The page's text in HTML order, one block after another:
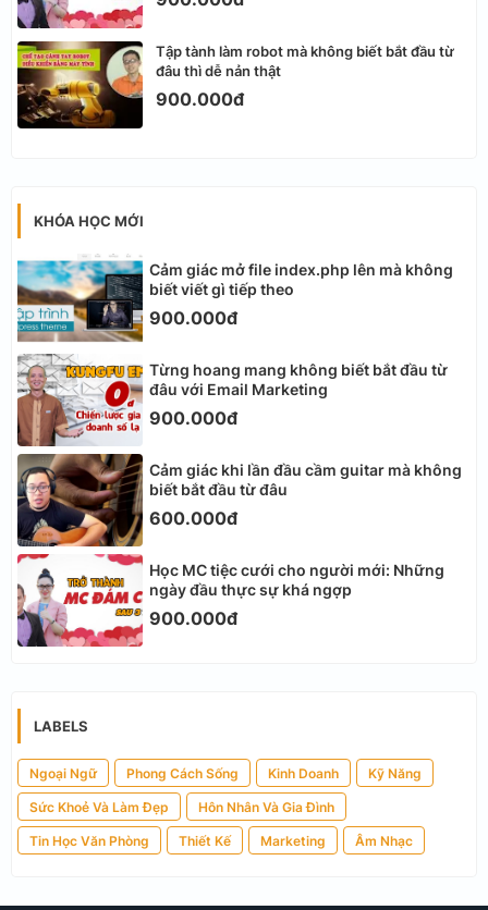
Tập tành làm robot mà không biết bắt đầu từ
đâu thì dễ nản thật
900.000đ
KHÓA HỌC MỚI
Cảm giác mở file index.php lên mà không
biết viết gì tiếp theo
900.000đ
Từng hoang mang không biết bắt đầu từ
đâu với Email Marketing
900.000đ
Cảm giác khi lần đầu cầm guitar mà không
biết bắt đầu từ đâu
600.000đ
Học MC tiệc cưới cho người mới: Những
ngày đầu thực sự khá ngợp
900.000đ
LABELS
Ngoại Ngữ Phong Cách Sống Kinh Doanh Kỹ Năng
Sức Khoẻ Và Làm Đẹp Hôn Nhân Và Gia Đình
Tin Học Văn Phòng Thiết Kế Marketing Âm Nhạc